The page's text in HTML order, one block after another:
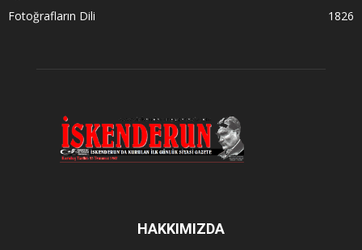
Fotoğrafların Dili
1826
HAKKIMIZDA